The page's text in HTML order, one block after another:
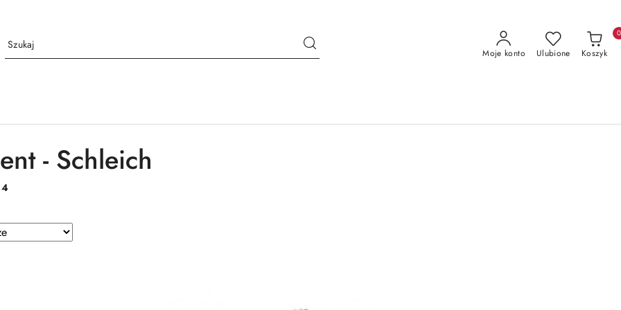
Moje konto Ulubione Koszyk
0
- Schleich
4